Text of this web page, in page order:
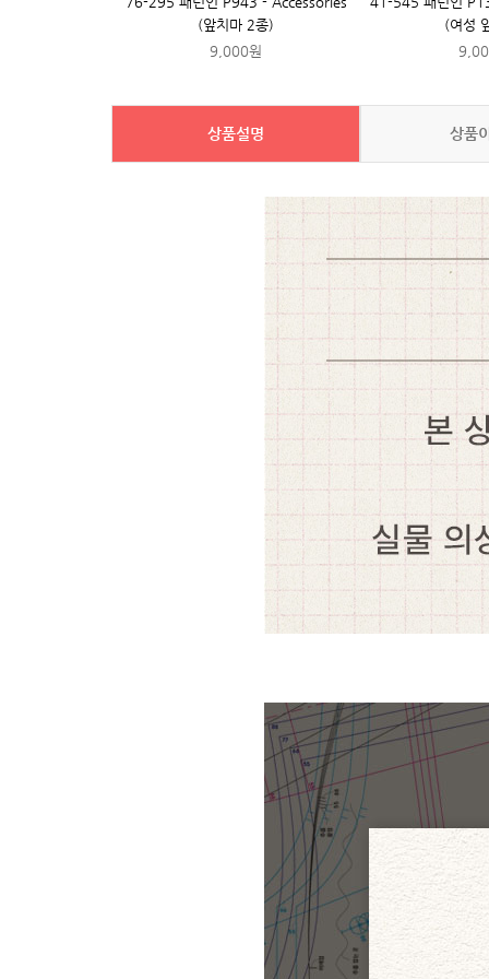
(앞치마 2종)
9,000원
(여성
상품설명 상품